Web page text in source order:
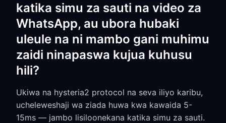
katika simu za sauti na video za
WhatsApp, au ubora hubaki
uleule na ni mambo gani muhimu
zaidi ninapaswa kujua kuhusu
hili?
Ukiwa na hysteria2 protocol na seva iliyo karibu,
ucheleweshaji wa ziada huwa kwa kawaida 5-
15ms — jambo lisiloonekana katika simu za sauti.